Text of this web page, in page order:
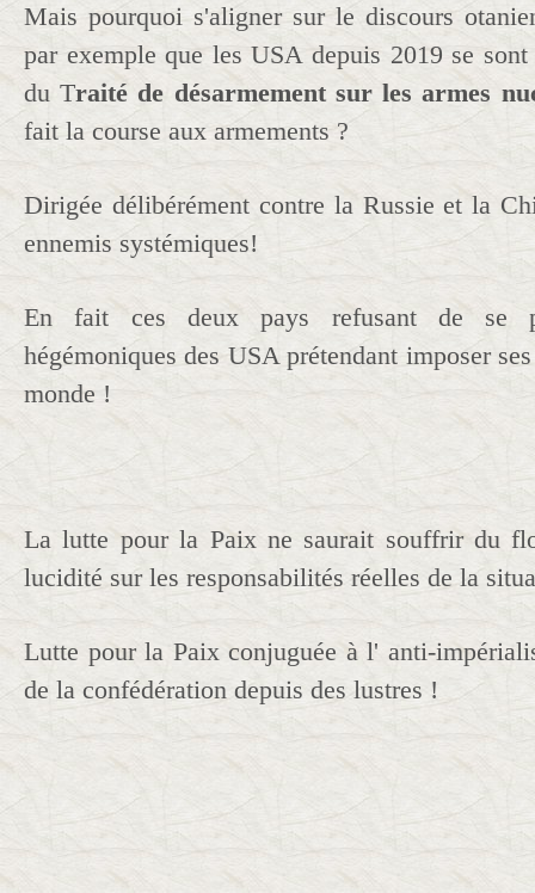
Mais pourquoi s'aligner sur le discours
par exemple que les USA depuis 2019 se
du Traité de désarmement sur les armes
fait la course aux armements ?
Dirigée délibérément contre la Russie et la
ennemis systémiques!
En fait ces deux pays refusant de se
hégémoniques des USA prétendant imposer
monde !
La lutte pour la Paix ne saurait souffrir du
lucidité sur les responsabilités réelles de la
Lutte pour la Paix conjuguée à l' anti-
de la confédération depuis des lustres !